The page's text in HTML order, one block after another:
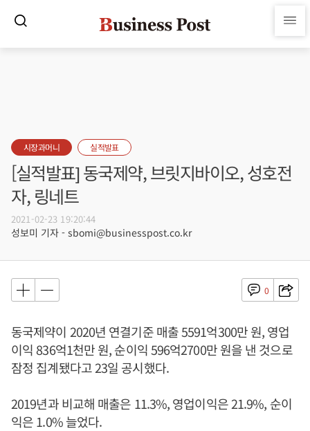
시장과머니 실적발표
[실적발표] 동국제약, 브릿지바이오, 성호전
자, 링네트
2021-02-23 19:20:44
성보미 기자 - sbomi@businesspost.co.kr
0
동국제약이 2020년 연결기준 매출 5591억300만 원, 영업
이익 836억1천만 원, 순이익 596억2700만 원을 낸 것으로
잠정 집계됐다고 23일 공시했다.
2019년과 비교해 매출은 11.3%, 영업이익은 21.9%, 순이
익은 1.0% 늘었다.